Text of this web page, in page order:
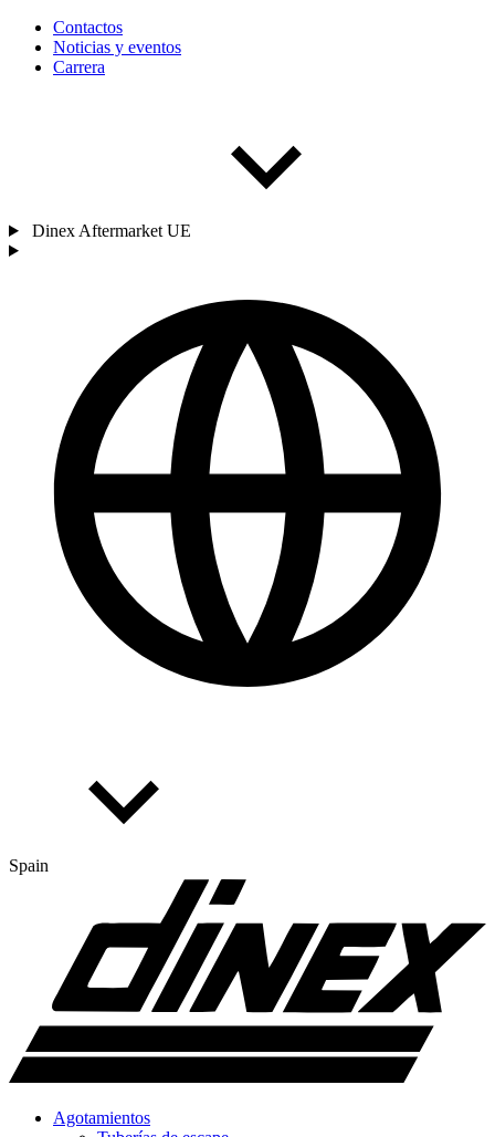
Contactos
Noticias y eventos
Carrera
Dinex Aftermarket UE
Spain
Agotamientos